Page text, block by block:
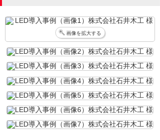
画像を拡大する